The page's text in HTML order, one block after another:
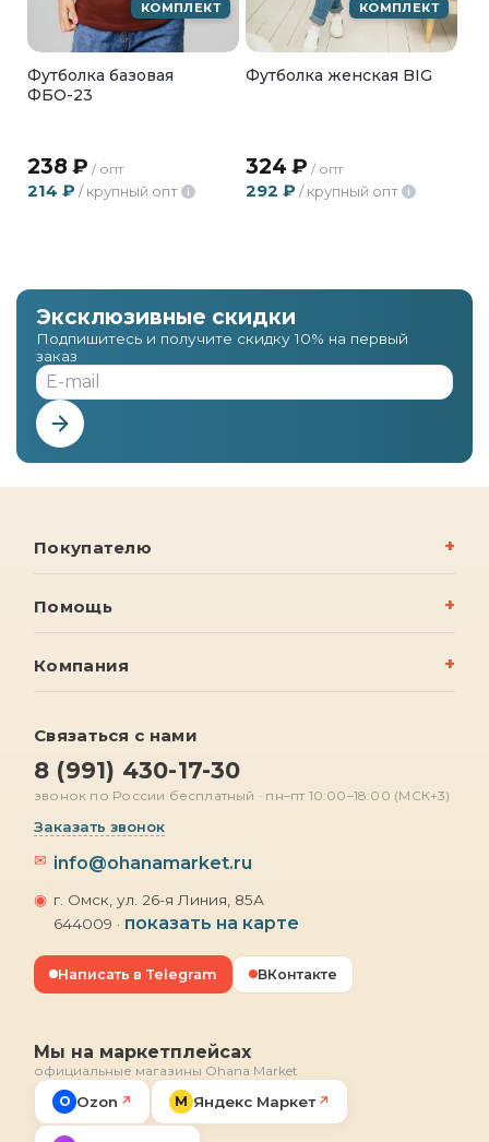
КОМПЛЕКТ
Футболка базовая
ФБО-23
238 ₽ / опт
214 ₽ / крупный опт i
КОМПЛЕКТ
Футболка женская BIG
324 ₽ / опт
292 ₽ / крупный опт i
Эксклюзивные скидки
Подпишитесь и получите скидку 10% на первый
заказ
Покупателю
Помощь
Компания
Связаться с нами
8 (991) 430-17-30
звонок по России бесплатный · пн–пт 10:00–18:00 (МСК+3)
Заказать звонок
✉ info@ohanamarket.ru
◉ г. Омск, ул. 26-я Линия, 85А
644009 · показать на карте
Написать в Telegram ВКонтакте
Мы на маркетплейсах
официальные магазины Ohana Market
O Ozon ↗ М Яндекс Маркет ↗